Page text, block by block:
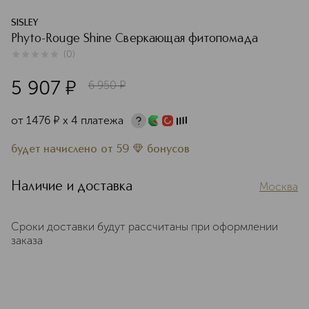
SISLEY
Phyto-Rouge Shine Сверкающая фитопомада
(0)
5 907 ¤ 6 950 ¤
от 1476 ¤ х 4 платежа
будет начислено от 59 бонусов
Наличие и доставка Москва
Сроки доставки будут рассчитаны при оформлении
заказа